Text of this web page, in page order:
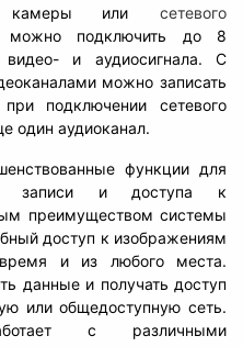
камеры или сетевого
подключить до 8
видео- и аудиосигнала. С
можно записать
подключении сетевого
один аудиоканал.
функции для
записи и доступа к
преимуществом системы
доступ к изображениям
и из любого места.
данные и получать доступ
или общедоступную сеть.
с различными